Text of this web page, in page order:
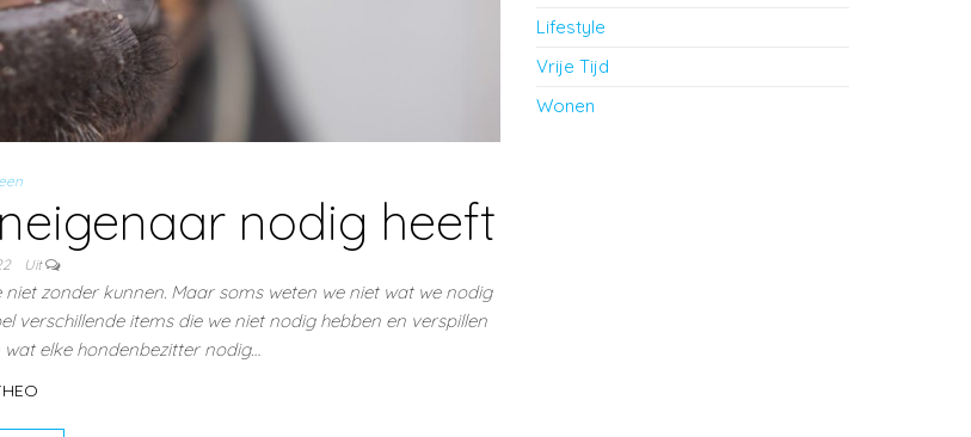
nodig heeft
Uit
zonder kunnen. Maar soms weten we niet wat we nodig
verschillende items die we niet nodig hebben en verspillen
wat elke hondenbezitter nodig…
Lifestyle
Vrije Tijd
Wonen